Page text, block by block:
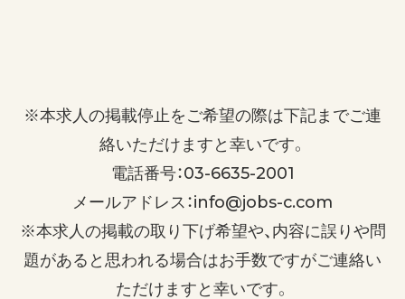
※本求人の掲載停止をご希望の際は下記までご連
絡いただけますと幸いです。
電話番号：03-6635-2001
メールアドレス：info@jobs-c.com
※本求人の掲載の取り下げ希望や、内容に誤りや問
題があると思われる場合はお手数ですがご連絡い
ただけますと幸いです。